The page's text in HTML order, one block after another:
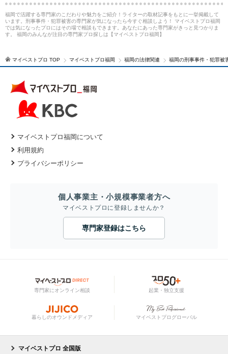
福岡で活躍する専門家のこだわりや魅力をご紹介！ライターの取材記事をもとに一挙掲載して
います。刑事事件・犯罪被害の専門家が気になったら今すぐ相談しよう！ マイベストプロ福岡
では気になったプロにはその場で相談もできます。あなたにあった専門家がきっと見つかりま
す。 福岡のみんなが注目の専門家プロ探しは【マイベストプロ福岡】
マイベストプロ TOP マイベストプロ福岡 福岡の法律関連 福岡の刑事事件・犯罪被
マイベストプロ福岡について
利用規約
プライバシーポリシー
個人事業主・小規模事業者方へ
マイベストプロに登録しませんか？
専門家登録はこちら
専門家にオンライン相談 起業・独立支援
暮らしのオウンドメディア マイベストプログローバル
マイベストプロ 全国版